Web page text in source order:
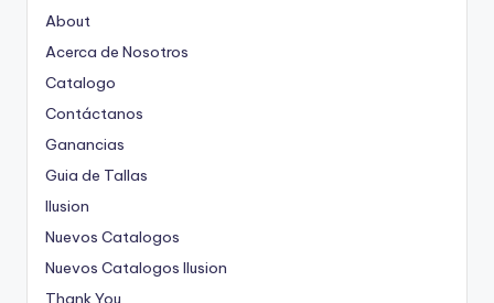
About
Acerca de Nosotros
Catalogo
Contáctanos
Ganancias
Guia de Tallas
Ilusion
Nuevos Catalogos
Nuevos Catalogos Ilusion
Thank You